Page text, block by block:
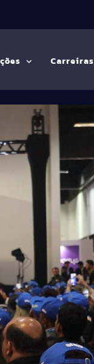
Carreiras